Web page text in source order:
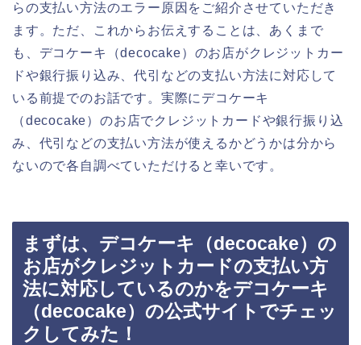
らの支払い方法のエラー原因をご紹介させていただき
ます。ただ、これからお伝えすることは、あくまで
も、デコケーキ（decocake）のお店がクレジットカー
ドや銀行振り込み、代引などの支払い方法に対応して
いる前提でのお話です。実際にデコケーキ
（decocake）のお店でクレジットカードや銀行振り込
み、代引などの支払い方法が使えるかどうかは分から
ないので各自調べていただけると幸いです。
まずは、デコケーキ（decocake）の
お店がクレジットカードの支払い方
法に対応しているのかをデコケーキ
（decocake）の公式サイトでチェッ
クしてみた！